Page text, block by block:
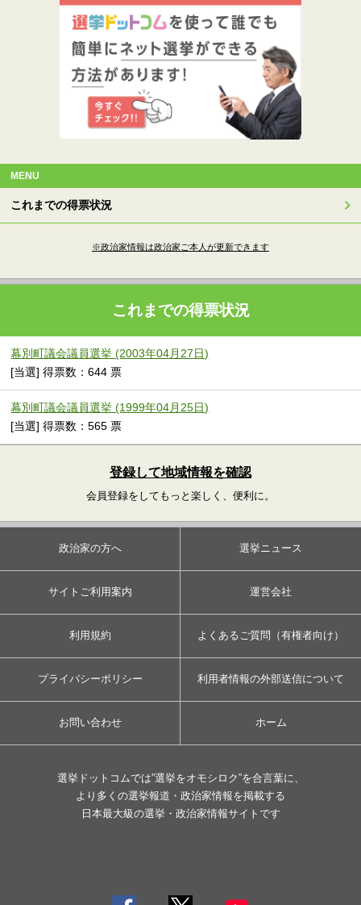
MENU
これまでの得票状況
※政治家情報は政治家ご本人が更新できます
これまでの得票状況
幕別町議会議員選挙 (2003年04月27日)
[当選] 得票数：644 票
幕別町議会議員選挙 (1999年04月25日)
[当選] 得票数：565 票
登録して地域情報を確認
会員登録をしてもっと楽しく、便利に。
政治家の方へ 選挙ニュース
サイトご利用案内 運営会社
利用規約 よくあるご質問（有権者向け）
プライバシーポリシー 利用者情報の外部送信について
お問い合わせ ホーム
選挙ドットコムでは”選挙をオモシロク”を合言葉に、
より多くの選挙報道・政治家情報を掲載する
日本最大級の選挙・政治家情報サイトです